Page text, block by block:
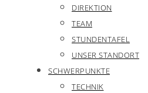
DIREKTION
TEAM
STUNDENTAFEL
UNSER STANDORT
SCHWERPUNKTE
TECHNIK